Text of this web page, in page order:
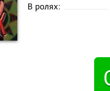
В ролях: